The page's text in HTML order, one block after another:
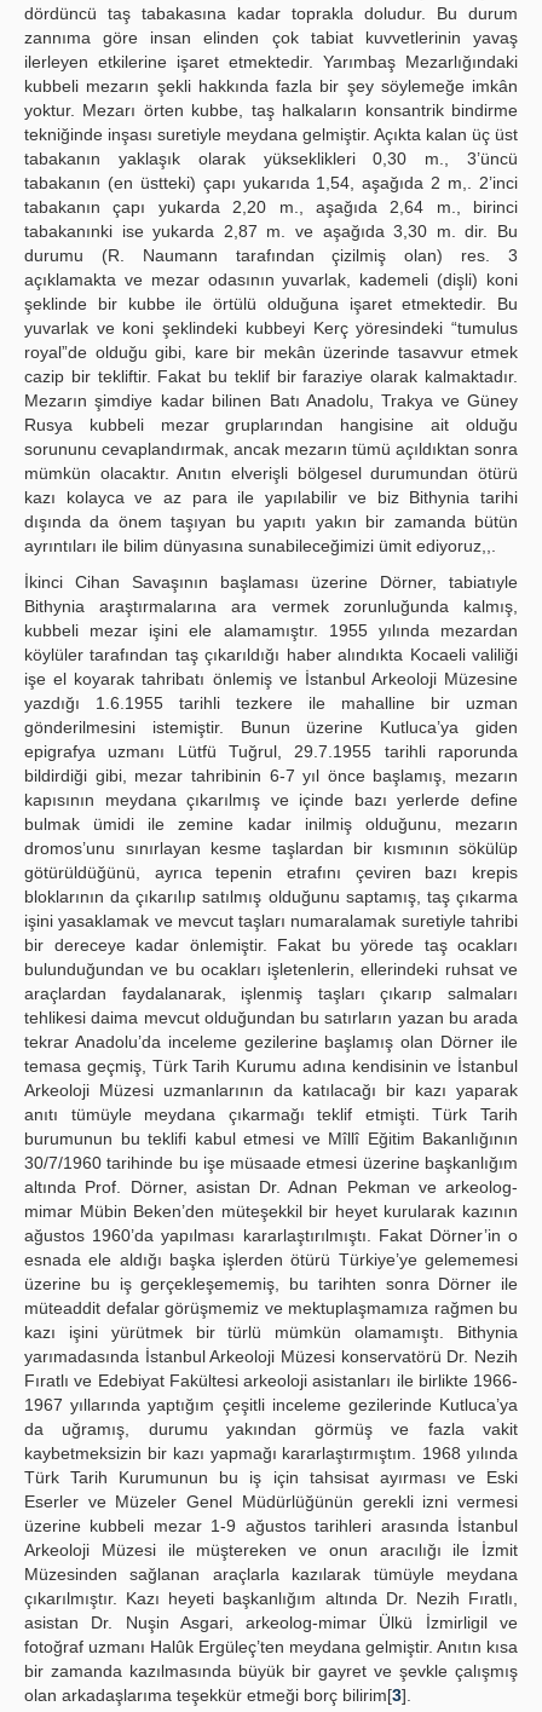
dördüncü taş tabakasına kadar toprakla doludur. Bu durum
zannıma göre insan elinden çok tabiat kuvvetlerinin yavaş
ilerleyen etkilerine işaret etmektedir. Yarımbaş Mezarlığındaki
kubbeli mezarın şekli hakkında fazla bir şey söylemeğe imkân
yoktur. Mezarı örten kubbe, taş halkaların konsantrik bindirme
tekniğinde inşası suretiyle meydana gelmiştir. Açıkta kalan üç üst
tabakanın yaklaşık olarak yükseklikleri 0,30 m., 3’üncü
tabakanın (en üstteki) çapı yukarıda 1,54, aşağıda 2 m,. 2’inci
tabakanın çapı yukarda 2,20 m., aşağıda 2,64 m., birinci
tabakanınki ise yukarda 2,87 m. ve aşağıda 3,30 m. dir. Bu
durumu (R. Naumann tarafından çizilmiş olan) res. 3
açıklamakta ve mezar odasının yuvarlak, kademeli (dişli) koni
şeklinde bir kubbe ile örtülü olduğuna işaret etmektedir. Bu
yuvarlak ve koni şeklindeki kubbeyi Kerç yöresindeki “tumulus
royal”de olduğu gibi, kare bir mekân üzerinde tasavvur etmek
cazip bir tekliftir. Fakat bu teklif bir faraziye olarak kalmaktadır.
Mezarın şimdiye kadar bilinen Batı Anadolu, Trakya ve Güney
Rusya kubbeli mezar gruplarından hangisine ait olduğu
sorununu cevaplandırmak, ancak mezarın tümü açıldıktan sonra
mümkün olacaktır. Anıtın elverişli bölgesel durumundan ötürü
kazı kolayca ve az para ile yapılabilir ve biz Bithynia tarihi
dışında da önem taşıyan bu yapıtı yakın bir zamanda bütün
ayrıntıları ile bilim dünyasına sunabileceğimizi ümit ediyoruz,,.
İkinci Cihan Savaşının başlaması üzerine Dörner, tabiatıyle
Bithynia araştırmalarına ara vermek zorunluğunda kalmış,
kubbeli mezar işini ele alamamıştır. 1955 yılında mezardan
köylüler tarafından taş çıkarıldığı haber alındıkta Kocaeli valiliği
işe el koyarak tahribatı önlemiş ve İstanbul Arkeoloji Müzesine
yazdığı 1.6.1955 tarihli tezkere ile mahalline bir uzman
gönderilmesini istemiştir. Bunun üzerine Kutluca’ya giden
epigrafya uzmanı Lütfü Tuğrul, 29.7.1955 tarihli raporunda
bildirdiği gibi, mezar tahribinin 6-7 yıl önce başlamış, mezarın
kapısının meydana çıkarılmış ve içinde bazı yerlerde define
bulmak ümidi ile zemine kadar inilmiş olduğunu, mezarın
dromos’unu sınırlayan kesme taşlardan bir kısmının sökülüp
götürüldüğünü, ayrıca tepenin etrafını çeviren bazı krepis
bloklarının da çıkarılıp satılmış olduğunu saptamış, taş çıkarma
işini yasaklamak ve mevcut taşları numaralamak suretiyle tahribi
bir dereceye kadar önlemiştir. Fakat bu yörede taş ocakları
bulunduğundan ve bu ocakları işletenlerin, ellerindeki ruhsat ve
araçlardan faydalanarak, işlenmiş taşları çıkarıp salmaları
tehlikesi daima mevcut olduğundan bu satırların yazan bu arada
tekrar Anadolu’da inceleme gezilerine başlamış olan Dörner ile
temasa geçmiş, Türk Tarih Kurumu adına kendisinin ve İstanbul
Arkeoloji Müzesi uzmanlarının da katılacağı bir kazı yaparak
anıtı tümüyle meydana çıkarmağı teklif etmişti. Türk Tarih
burumunun bu teklifi kabul etmesi ve Mîllî Eğitim Bakanlığının
30/7/1960 tarihinde bu işe müsaade etmesi üzerine başkanlığım
altında Prof. Dörner, asistan Dr. Adnan Pekman ve arkeolog-
mimar Mübin Beken’den müteşekkil bir heyet kurularak kazının
ağustos 1960’da yapılması kararlaştırılmıştı. Fakat Dörner’in o
esnada ele aldığı başka işlerden ötürü Türkiye’ye gelememesi
üzerine bu iş gerçekleşememiş, bu tarihten sonra Dörner ile
müteaddit defalar görüşmemiz ve mektuplaşmamıza rağmen bu
kazı işini yürütmek bir türlü mümkün olamamıştı. Bithynia
yarımadasında İstanbul Arkeoloji Müzesi konservatörü Dr. Nezih
Fıratlı ve Edebiyat Fakültesi arkeoloji asistanları ile birlikte 1966-
1967 yıllarında yaptığım çeşitli inceleme gezilerinde Kutluca’ya
da uğramış, durumu yakından görmüş ve fazla vakit
kaybetmeksizin bir kazı yapmağı kararlaştırmıştım. 1968 yılında
Türk Tarih Kurumunun bu iş için tahsisat ayırması ve Eski
Eserler ve Müzeler Genel Müdürlüğünün gerekli izni vermesi
üzerine kubbeli mezar 1-9 ağustos tarihleri arasında İstanbul
Arkeoloji Müzesi ile müştereken ve onun aracılığı ile İzmit
Müzesinden sağlanan araçlarla kazılarak tümüyle meydana
çıkarılmıştır. Kazı heyeti başkanlığım altında Dr. Nezih Fıratlı,
asistan Dr. Nuşin Asgari, arkeolog-mimar Ülkü İzmirligil ve
fotoğraf uzmanı Halûk Ergüleç’ten meydana gelmiştir. Anıtın kısa
bir zamanda kazılmasında büyük bir gayret ve şevkle çalışmış
olan arkadaşlarıma teşekkür etmeği borç bilirim[3].